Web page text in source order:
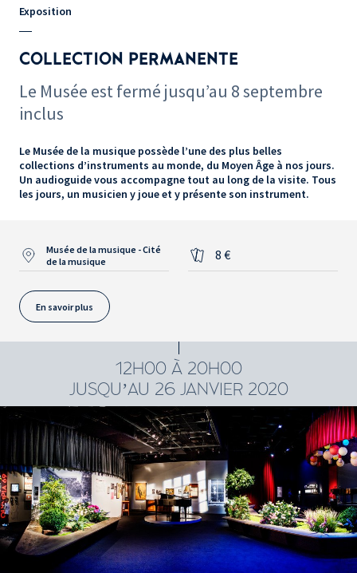
Exposition
COLLECTION PERMANENTE
Le Musée est fermé jusqu’au 8 septembre
inclus
Le Musée de la musique possède l’une des plus belles
collections d’instruments au monde, du Moyen Âge à nos jours.
Un audioguide vous accompagne tout au long de la visite. Tous
les jours, un musicien y joue et y présente son instrument.
Musée de la musique - Cité
de la musique
8 €
En savoir plus
12H00 À 20H00
JUSQU’AU 26 JANVIER 2020